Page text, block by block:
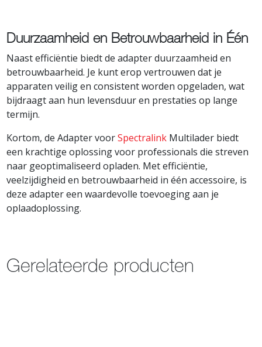
Duurzaamheid en Betrouwbaarheid in Één
Naast efficiëntie biedt de adapter duurzaamheid en
betrouwbaarheid. Je kunt erop vertrouwen dat je
apparaten veilig en consistent worden opgeladen, wat
bijdraagt aan hun levensduur en prestaties op lange
termijn.
Kortom, de Adapter voorSpectralink Multilader biedt
een krachtige oplossing voor professionals die streven
naar geoptimaliseerd opladen. Met efficiëntie,
veelzijdigheid en betrouwbaarheid in één accessoire, is
deze adapter een waardevolle toevoeging aan je
oplaadoplossing.
Gerelateerde producten